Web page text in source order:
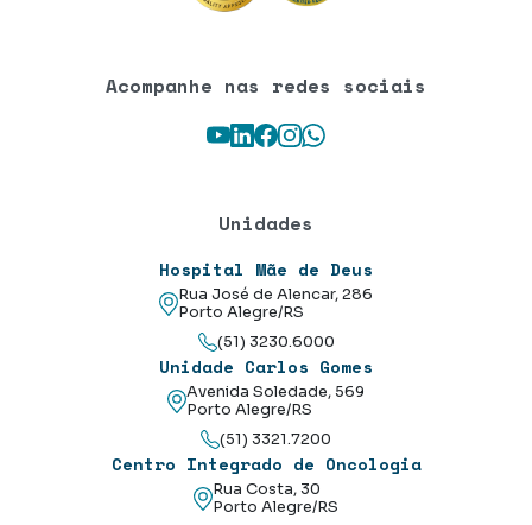
Acompanhe nas redes sociais
Youtube
LinkedIn
Facebook
Instagram
WhatsApp
Unidades
Hospital Mãe de Deus
Rua José de Alencar, 286
Porto Alegre/RS
(51) 3230.6000
Unidade Carlos Gomes
Avenida Soledade, 569
Porto Alegre/RS
(51) 3321.7200
Centro Integrado de Oncologia
Rua Costa, 30
Porto Alegre/RS